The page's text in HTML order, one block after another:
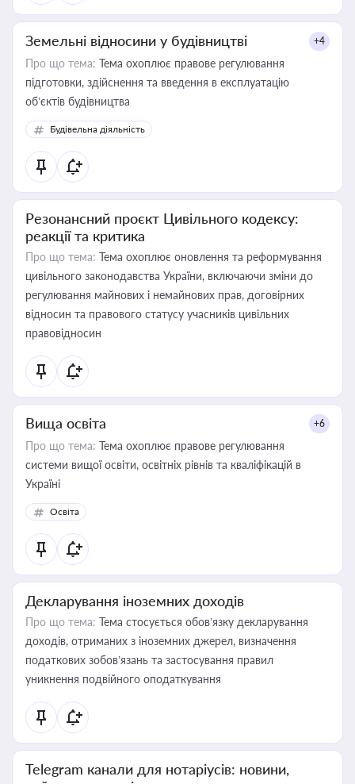
Земельні відносини у будівництві +4
Про що тема: Тема охоплює правове регулювання
підготовки, здійснення та введення в експлуатацію
об’єктів будівництва
Будівельна діяльність
Резонансний проєкт Цивільного кодексу:
реакції та критика
Про що тема: Тема охоплює оновлення та реформування
цивільного законодавства України, включаючи зміни до
регулювання майнових і немайнових прав, договірних
відносин та правового статусу учасників цивільних
правовідносин
Вища освіта +6
Про що тема: Тема охоплює правове регулювання
системи вищої освіти, освітніх рівнів та кваліфікацій в
Україні
Освіта
Декларування іноземних доходів
Про що тема: Тема стосується обов’язку декларування
доходів, отриманих з іноземних джерел, визначення
податкових зобов’язань та застосування правил
уникнення подвійного оподаткування
Telegram канали для нотаріусів: новини,